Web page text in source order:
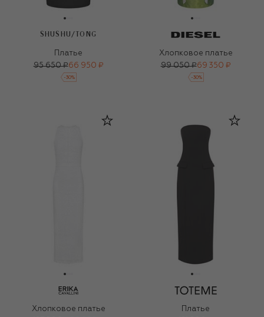
SHUSHU/TONG
Платье
95 650 ₽66 950 ₽
-30%
Хлопковое платье
99 050 ₽69 350 ₽
-30%
Хлопковое платье
Платье